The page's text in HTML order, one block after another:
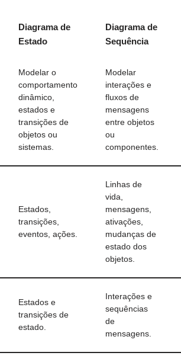
Diagrama de
Estado
Diagrama de
Sequência
Modelar o
comportamento
dinâmico,
estados e
transições de
objetos ou
sistemas.
Modelar
interações e
fluxos de
mensagens
entre objetos
ou
componentes.
Estados,
transições,
eventos, ações.
Linhas de
vida,
mensagens,
ativações,
mudanças de
estado dos
objetos.
Estados e
transições de
estado.
Interações e
sequências
de
mensagens.